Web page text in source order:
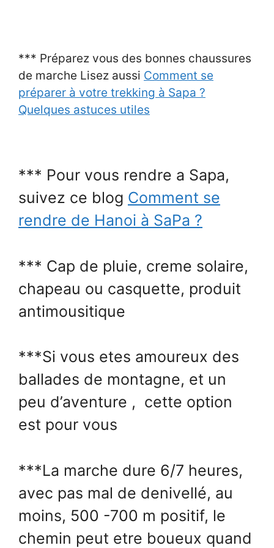
*** Préparez vous des bonnes chaussures
de marche Lisez aussi Comment se
préparer à votre trekking à Sapa ?
Quelques astuces utiles
*** Pour vous rendre a Sapa,
suivez ce blog Comment se
rendre de Hanoi à SaPa ?
*** Cap de pluie, creme solaire,
chapeau ou casquette, produit
antimousitique
***Si vous etes amoureux des
ballades de montagne, et un
peu d’aventure , cette option
est pour vous
***La marche dure 6/7 heures,
avec pas mal de denivellé, au
moins, 500 -700 m positif, le
chemin peut etre boueux quand